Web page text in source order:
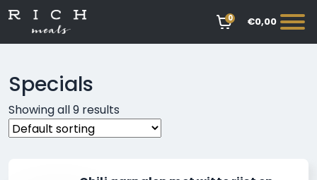
0 €0,00
Specials
Showing all 9 results